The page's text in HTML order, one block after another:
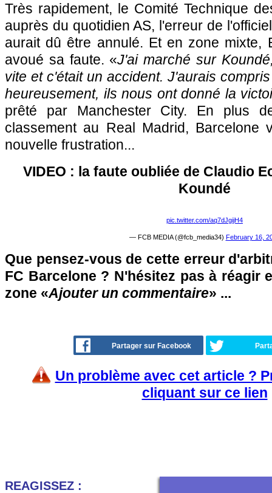
Très rapidement, le Comité Technique
auprès du quotidien AS, l'erreur de
aurait dû être annulé. Et en zone mixte,
avoué sa faute. «J'ai marché sur
vite et c'était un accident. J'aurais
heureusement, ils nous ont donné la
prêté par Manchester City. En plus
classement au Real Madrid, Barcelone
nouvelle frustration...
VIDEO : la faute oubliée de Claudio
Koundé
pic.twitter.com/aq7dJgijH4
— FCB MEDIA (@fcb_media34) February 16,
Que pensez-vous de cette erreur
FC Barcelone ? N'hésitez pas à réagir
zone «Ajouter un commentaire» ...
Partager sur Facebook
Un problème avec cet article ?
cliquant sur ce lien
REAGISSEZ :